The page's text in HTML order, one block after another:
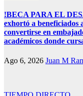
!BECA PARA EL
exhortó a beneficiados
convertirse en
académicos donde
Ago 6, 2026 Juan M